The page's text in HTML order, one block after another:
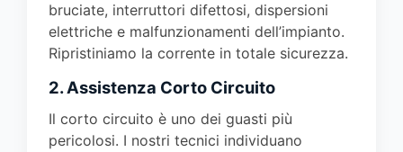
bruciate, interruttori difettosi, dispersioni
elettriche e malfunzionamenti dell’impianto.
Ripristiniamo la corrente in totale sicurezza.
2. Assistenza Corto Circuito
Il corto circuito è uno dei guasti più
pericolosi. I nostri tecnici individuano